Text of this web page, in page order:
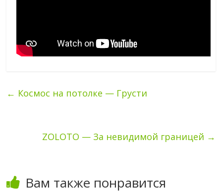
← Космос на потолке — Грусти
ZOLOTO — За невидимой границей →
Вам также понравится